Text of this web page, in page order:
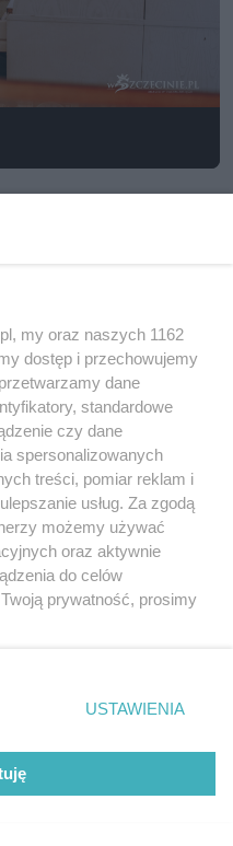
my oraz naszych 1162
dostęp i przechowujemy
dane
standardowe
czy dane
spersonalizowanych
treści, pomiar reklam i
usług. Za zgodą
możemy używać
oraz aktywnie
do celów
prywatność, prosimy
dolnym rogu strony
danych nie wymagają
będą miały
USTAWIENIA